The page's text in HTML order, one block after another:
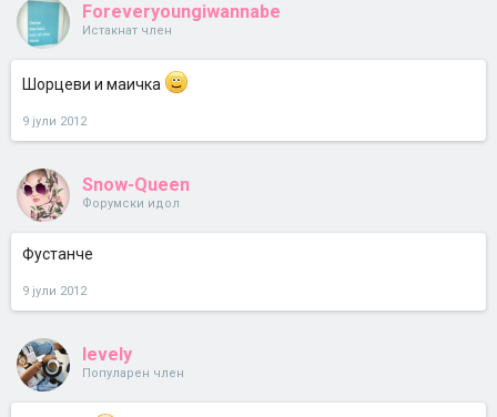
Foreveryoungiwannabe
Истакнат член
Шорцеви и маичка
9 јули 2012
Snow-Queen
Форумски идол
Фустанче
9 јули 2012
levely
Популарен член